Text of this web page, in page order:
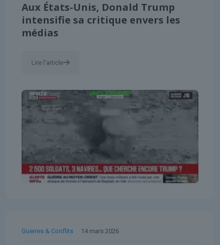
Aux États-Unis, Donald Trump
intensifie sa critique envers les
médias
Lire l'article
Guerres & Conflits 14 mars 2026